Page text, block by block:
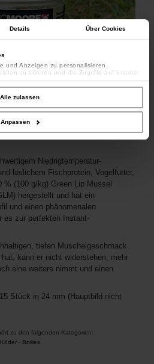
Details Über Cookies
und Anzeigen zu personalisieren,
zu können und die Zugriffe auf unsere
für soziale Medien, Werbung und Analysen
Informationen möglicherweise mit weiteren
haben oder die sie im Rahmen
haben.
Alle zulassen
Anpassen
Niedrigtemperatur-
löslichem Fischprotein, Vogelfutter,
% (100 g/kg) Green Lip Mussel
hergestellt und hat ein
und einen phänomenalen
es zur perfekten Instant-
tiefen Muschelgeschmack
kann er nicht widerstehen, mehr
eine weitere nimmt und einen
Stück in 24 mm (Hauptbild nicht
zu den folgenden Kategorien:
Köder- Boilies